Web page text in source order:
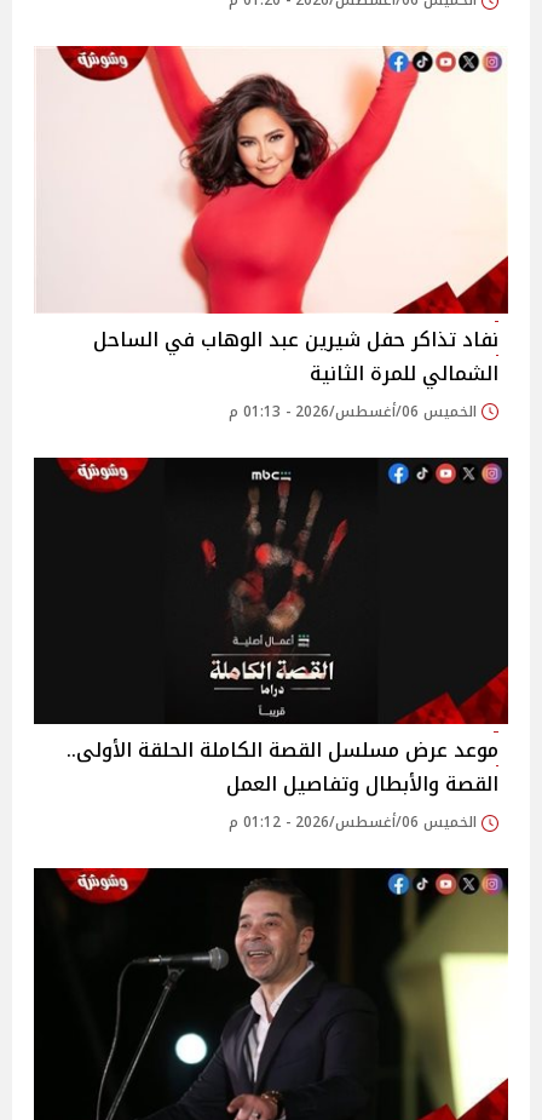
نفاد تذاكر حفل شيرين عبد الوهاب في الساحل
الشمالي للمرة الثانية
الخميس 06/أغسطس/2026 - 01:13 م
موعد عرض مسلسل القصة الكاملة الحلقة الأولى..
القصة والأبطال وتفاصيل العمل
الخميس 06/أغسطس/2026 - 01:12 م